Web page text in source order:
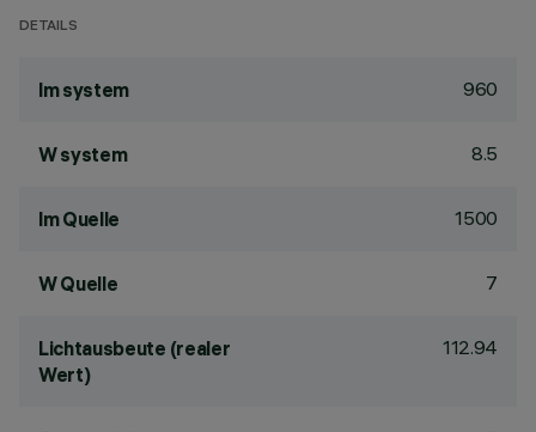
DETAILS
lm system 960
W system 8.5
lm Quelle 1500
W Quelle 7
Lichtausbeute (realer
Wert)
112.94